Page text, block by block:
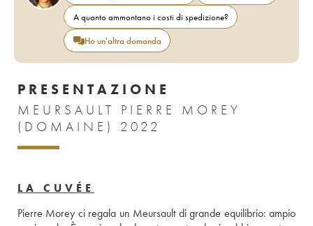
A quanto ammontano i costi di spedizione?
Ho un'altra domanda
PRESENTAZIONE
MEURSAULT PIERRE MOREY
(DOMAINE) 2022
LA CUVÉE
Pierre Morey ci regala un Meursault di grande equilibrio: ampio